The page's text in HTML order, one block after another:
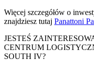
Więcej szczegółów o
znajdziesz tutaj Panattoni
JESTEŚ
CENTRUM
SOUTH IV?